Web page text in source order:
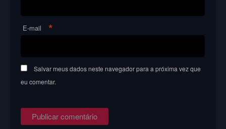
E-mail *
Salvar meus dados neste navegador para a próxima vez que
eu comentar.